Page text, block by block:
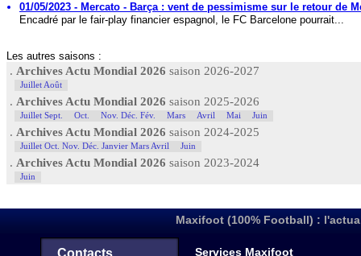
01/05/2023 - Mercato - Barça : vent de pessimisme sur le retour de
Encadré par le fair-play financier espagnol, le FC Barcelone pourrait...
Les autres saisons :
. Archives Actu Mondial 2026 saison 2026-2027
Juillet Août
. Archives Actu Mondial 2026 saison 2025-2026
Juillet Sept. Oct. Nov. Déc. Fév. Mars Avril Mai Juin
. Archives Actu Mondial 2026 saison 2024-2025
Juillet Oct. Nov. Déc. Janvier Mars Avril Juin
. Archives Actu Mondial 2026 saison 2023-2024
Juin
Maxifoot (100% Football) :
Contacts Services Maxifoot